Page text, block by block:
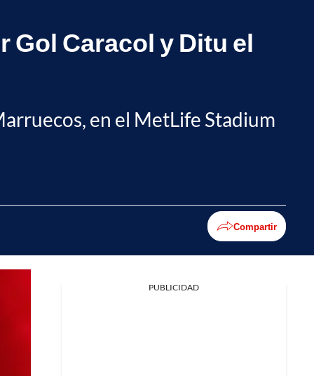
Gol Caracol y Ditu el
en el MetLife Stadium
Compartir
PUBLICIDAD